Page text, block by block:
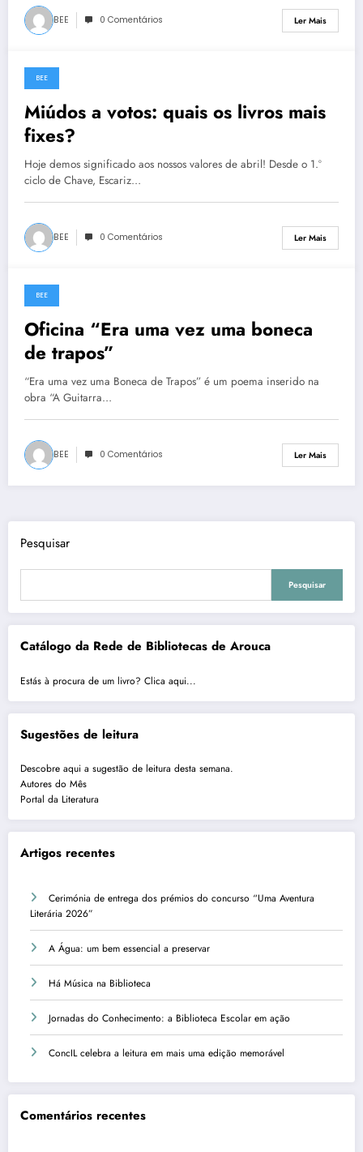
BEE 0 Comentários Ler Mais
8 de Março, 2024
BEE
Miúdos a votos: quais os livros mais
fixes?
Hoje demos significado aos nossos valores de abril! Desde o 1.º
ciclo de Chave, Escariz…
BEE 0 Comentários Ler Mais
1 de Março, 2024
BEE
Oficina “Era uma vez uma boneca
de trapos”
“Era uma vez uma Boneca de Trapos” é um poema inserido na
obra “A Guitarra…
BEE 0 Comentários Ler Mais
Pesquisar
Pesquisar
Catálogo da Rede de Bibliotecas de Arouca
Estás à procura de um livro? Clica aqui...
Sugestões de leitura
Descobre aqui a sugestão de leitura desta semana.
Autores do Mês
Portal da Literatura
Artigos recentes
Cerimónia de entrega dos prémios do concurso “Uma Aventura
Literária 2026”
A Água: um bem essencial a preservar
Há Música na Biblioteca
Jornadas do Conhecimento: a Biblioteca Escolar em ação
ConcIL celebra a leitura em mais uma edição memorável
Comentários recentes